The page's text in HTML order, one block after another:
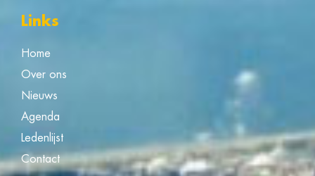
Links
Home
Over ons
Nieuws
Agenda
Ledenlijst
Contact